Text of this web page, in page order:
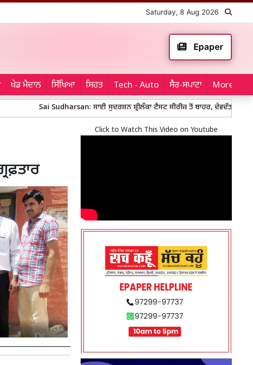
Saturday, 8 Aug 2026
Epaper
ਖੇਡ ਮੈਦਾਨ ਸਿੱਖਿਆ ਸਿਹਤ Tech - Auto ਸੈਰ-ਸਪਾਟਾ More...
Sai Sudharsan: ਸਾਈ ਸੁਦਰਸ਼ਨ ਸ਼੍ਰੀਲੰਕਾ ਟੈਸਟ ਸੀਰੀਜ਼ ਤੋਂ ਬਾਹਰ, ਦੇਵਦੱਤ ਪਡਿੱਕਲ ਖੇਡਣਗੇ
Click to Watch This Video on Youtube